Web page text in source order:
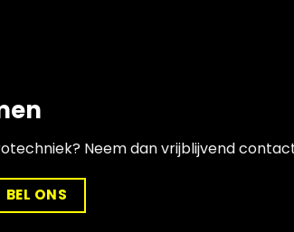
? Neem dan vrijblijvend
BEL ONS